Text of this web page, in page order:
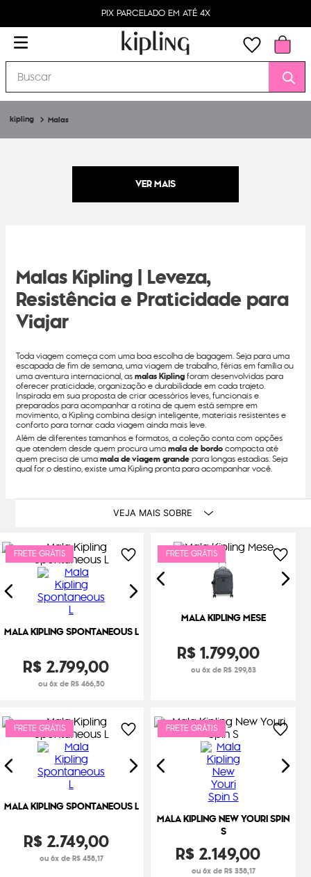
PIX PARCELADO EM ATÉ 4X
Buscar
Malas
Malas Kipling | Leveza,
Resistência e Praticidade para
Viajar
Toda viagem começa com uma boa escolha de bagagem. Seja para uma
escapada de fim de semana, uma viagem de trabalho, férias em família ou
uma aventura internacional, asmalas Kiplingforam desenvolvidas para
oferecer praticidade, organização e durabilidade em cada trajeto.
Inspirada em sua proposta de criar acessórios leves, funcionais e
preparados para acompanhar a rotina de quem está sempre em
movimento, a Kipling combina design inteligente, materiais resistentes e
conforto para tornar cada viagem ainda mais leve.
Além de diferentes tamanhos e formatos, a coleção conta com opções
que atendem desde quem procura umamala de bordocompacta até
quem precisa de umamala de viagem grandepara longas estadias. Seja
qual for o destino, existe uma Kipling pronta para acompanhar você.
VEJA MAIS SOBRE
FRETE GRÁTIS
MALA KIPLING SPONTANEOUS L
R$2.799,00
ou 6x de R$ 466,50
FRETE GRÁTIS
MALA KIPLING MESE
R$1.799,00
ou 6x de R$ 299,83
FRETE GRÁTIS
MALA KIPLING SPONTANEOUS L
R$2.749,00
ou 6x de R$ 458,17
FRETE GRÁTIS
MALA KIPLING NEW YOURI SPIN
S
R$2.149,00
ou 6x de R$ 358,17